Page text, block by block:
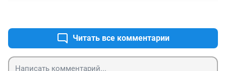
Читать все комментарии